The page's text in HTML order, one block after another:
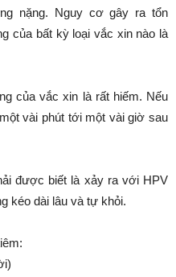
nặng. Nguy cơ gây ra tổn
của bất kỳ loại vắc xin nào là
của vắc xin là rất hiếm. Nếu
vài phút tới một vài giờ sau
được biết là xảy ra với HPV
kéo dài lâu và tự khỏi.